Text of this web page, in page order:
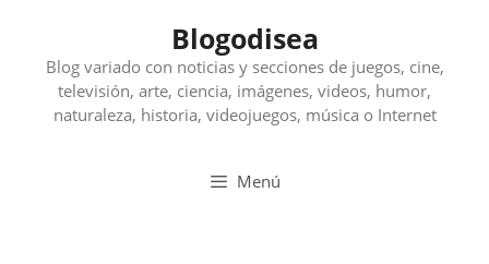
contenido
Blogodisea
Blog variado con noticias y secciones de juegos, cine,
televisión, arte, ciencia, imágenes, videos, humor,
naturaleza, historia, videojuegos, música o Internet
Menú